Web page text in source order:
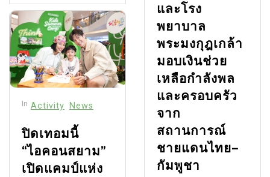
In Activity News
ปิดเทอมนี้
“ไอคอนสยาม”
เปิดแคมป์แห่ง
และโรง
พยาบาล
พระมงกุฎเกล้า
มอบเงินช่วย
เหลือกำลังพล
และครอบครัว
จาก
สถานการณ์
ชายแดนไทย–
กัมพูชา